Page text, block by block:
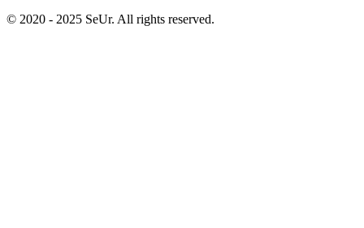
© 2020 - 2025 SeUr. All rights reserved.